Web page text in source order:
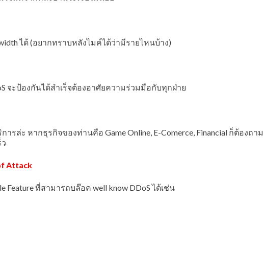
ได้ (อยากทราบหลังไมค์ได้ว่ามีรายไหนบ้าง)
จะป้องกันได้สำเร็จต้องอาศัยความร่วมมือกับทุกฝ่าย
ล่ะ หากธุรกิจของท่านคือ Game Online, E-Comerce, Financial ก็ต้องถาม
Attack
Feature ที่สามารถบล๊อค well know DDoS ได้เช่น